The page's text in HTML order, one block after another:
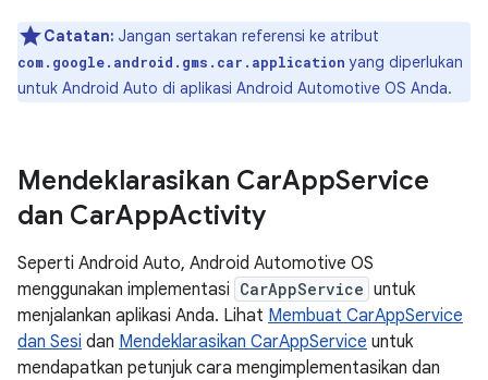
Catatan: Jangan sertakan referensi ke atribut
com.google.android.gms.car.application yang diperlukan
untuk Android Auto di aplikasi Android Automotive OS Anda.
Mendeklarasikan CarAppService
dan CarAppActivity
Seperti Android Auto, Android Automotive OS
menggunakan implementasi CarAppService untuk
menjalankan aplikasi Anda. Lihat Membuat CarAppService
dan Sesi dan Mendeklarasikan CarAppService untuk
mendapatkan petunjuk cara mengimplementasikan dan